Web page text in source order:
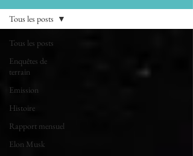
Tous les posts
Enquêtes de
terrain
Emission
Histoire
Rapport mensuel
Elon Musk
Tous les posts